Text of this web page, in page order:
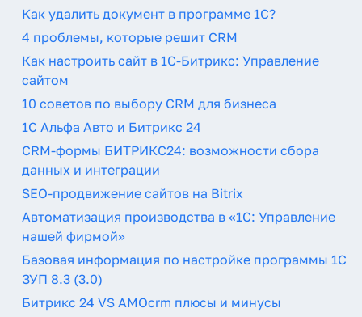
Как удалить документ в программе 1С?
4 проблемы, которые решит CRM
Как настроить сайт в 1С-Битрикс: Управление
сайтом
10 советов по выбору CRM для бизнеса
1С Альфа Авто и Битрикс 24
CRM-формы БИТРИКС24: возможности сбора
данных и интеграции
SEO-продвижение сайтов на Bitrix
Автоматизация производства в «1C: Управление
нашей фирмой»
Базовая информация по настройке программы 1С
ЗУП 8.3 (3.0)
Битрикс 24 VS AMOcrm плюсы и минусы